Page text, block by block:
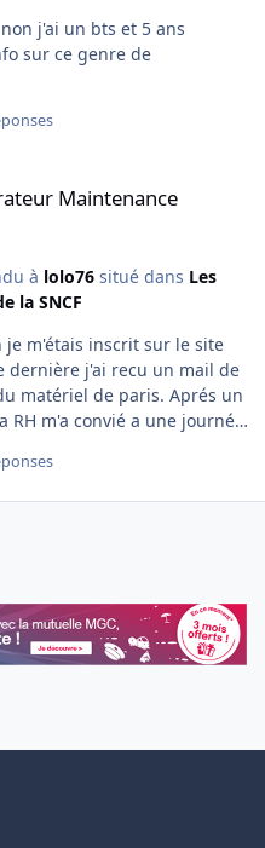
Maintenance
à lolo76situé dans Les
la SNCF
dernière j'ai recu un mail de
matériel de paris. Aprés un
m'a convié a une journé
ca serait le chargé de
vers le poste me
vu sur ce forum. Le
pour la SNCF, elle m'a dit
retenu , il yavais visite
orienté vers la mécanique,